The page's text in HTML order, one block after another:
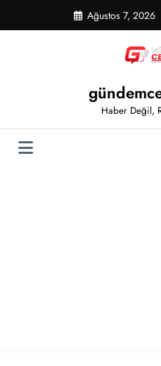
Ağustos 7, 2026
Haber Değil,